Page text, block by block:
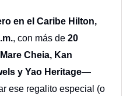
en el Caribe Hilton,
, con más de 20
Mare Cheia, Kan
y Yao Heritage—
ese regalito especial (o